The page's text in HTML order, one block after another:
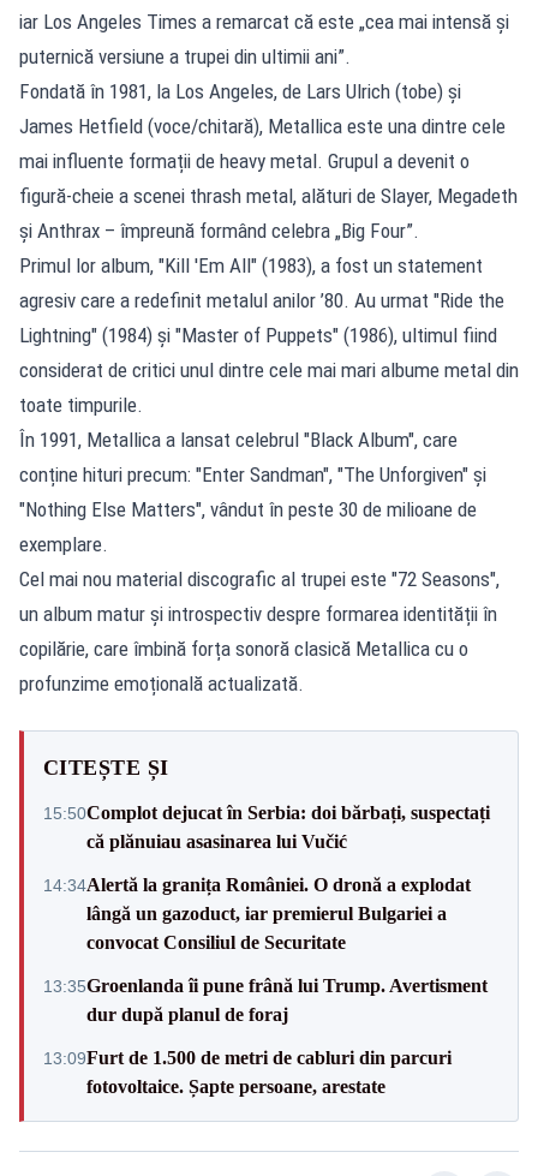
iar Los Angeles Times a remarcat că este „cea mai intensă și
puternică versiune a trupei din ultimii ani”.
Fondată în 1981, la Los Angeles, de Lars Ulrich (tobe) și
James Hetfield (voce/chitară), Metallica este una dintre cele
mai influente formații de heavy metal. Grupul a devenit o
figură-cheie a scenei thrash metal, alături de Slayer, Megadeth
și Anthrax – împreună formând celebra „Big Four”.
Primul lor album, "Kill 'Em All" (1983), a fost un statement
agresiv care a redefinit metalul anilor ’80. Au urmat "Ride the
Lightning" (1984) și "Master of Puppets" (1986), ultimul fiind
considerat de critici unul dintre cele mai mari albume metal din
toate timpurile.
În 1991, Metallica a lansat celebrul "Black Album", care
conține hituri precum: "Enter Sandman", "The Unforgiven" și
"Nothing Else Matters", vândut în peste 30 de milioane de
exemplare.
Cel mai nou material discografic al trupei este "72 Seasons",
un album matur și introspectiv despre formarea identității în
copilărie, care îmbină forța sonoră clasică Metallica cu o
profunzime emoțională actualizată.
CITEȘTE ȘI
15:50Complot dejucat în Serbia: doi bărbați, suspectați
că plănuiau asasinarea lui Vučić
14:34Alertă la granița României. O dronă a explodat
lângă un gazoduct, iar premierul Bulgariei a
convocat Consiliul de Securitate
13:35Groenlanda îi pune frână lui Trump. Avertisment
dur după planul de foraj
13:09Furt de 1.500 de metri de cabluri din parcuri
fotovoltaice. Șapte persoane, arestate